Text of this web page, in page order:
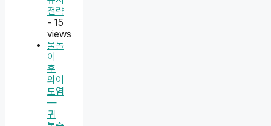
전략
- 15
views
물놀
이
후
외이
도염
—
귀